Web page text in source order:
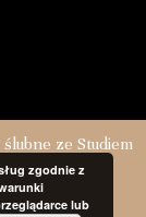
ze Studiem
zgodnie z
lub